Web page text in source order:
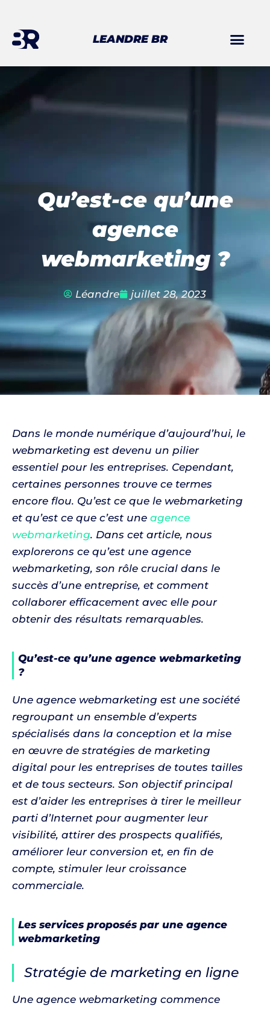
contenu
LEANDRE BR
Qu’est-ce qu’une
agence
webmarketing ?
Léandre juillet 28, 2023
Dans le monde numérique d’aujourd’hui, le
webmarketing est devenu un pilier
essentiel pour les entreprises. Cependant,
certaines personnes trouve ce termes
encore flou. Qu’est ce que le webmarketing
et qu’est ce que c’est une agence
webmarketing. Dans cet article, nous
explorerons ce qu’est une agence
webmarketing, son rôle crucial dans le
succès d’une entreprise, et comment
collaborer efficacement avec elle pour
obtenir des résultats remarquables.
Qu’est-ce qu’une agence webmarketing
?
Une agence webmarketing est une société
regroupant un ensemble d’experts
spécialisés dans la conception et la mise
en œuvre de stratégies de marketing
digital pour les entreprises de toutes tailles
et de tous secteurs. Son objectif principal
est d’aider les entreprises à tirer le meilleur
parti d’Internet pour augmenter leur
visibilité, attirer des prospects qualifiés,
améliorer leur conversion et, en fin de
compte, stimuler leur croissance
commerciale.
Les services proposés par une agence
webmarketing
Stratégie de marketing en ligne
Une agence webmarketing commence